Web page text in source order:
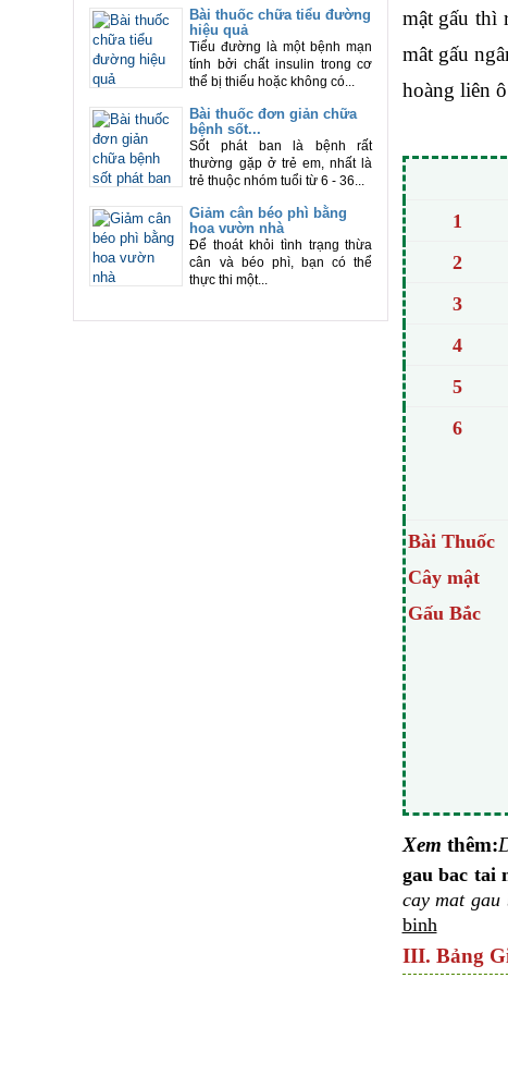
Bài thuốc chữa tiểu đường
hiệu quả
Tiểu đường là một bệnh mạn
tính bởi chất insulin trong cơ
thể bị thiếu hoặc không có...
Bài thuốc đơn giản chữa
bệnh sốt...
Sốt phát ban là bệnh rất
thường gặp ở trẻ em, nhất là
trẻ thuộc nhóm tuổi từ 6 - 36...
Giảm cân béo phì bằng
hoa vườn nhà
Để thoát khỏi tình trạng thừa
cân và béo phì, bạn có thể
thực thi một...
mật gấu thì
mât gấu
hoàng liên
1
2
3
4
5
6
Bài Thuốc
Cây mật
Gấu Bắc
Xemthêm:
gau bac tai
cay mat
binh
III. Bảng